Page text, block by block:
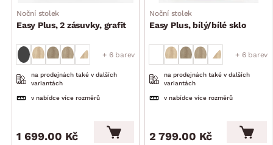
Noční stolek
Easy Plus, 2 zásuvky, grafit
+ 6 barev
na prodejnách také v dalších
variantách
v nabídce více rozměrů
1 699.00 Kč
Noční stolek
Easy Plus, bílý/bílé sklo
+ 6 barev
na prodejnách také v dalších
variantách
v nabídce více rozměrů
2 799.00 Kč